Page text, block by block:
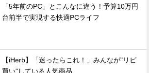
「5年前のPC」とこんなに違う！予算10万円
台前半で実現する快適PCライフ
【iHerb】「迷ったらこれ！」みんなが"リピ
買い"している人気商品